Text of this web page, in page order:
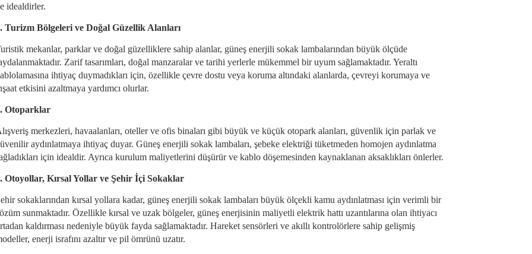
idealdirler.
Turizm Bölgeleri ve Doğal Güzellik Alanları
mekanlar, parklar ve doğal güzelliklere sahip alanlar, güneş enerjili sokak lambalarından büyük ölçüde
Zarif tasarımları, doğal manzaralar ve tarihi yerlerle mükemmel bir uyum sağlamaktadır. Yeraltı
ihtiyaç duymadıkları için, özellikle çevre dostu veya koruma altındaki alanlarda, çevreyi korumaya ve
etkisini azaltmaya yardımcı olurlar.
Otoparklar
merkezleri, havaalanları, oteller ve ofis binaları gibi büyük ve küçük otopark alanları, güvenlik için parlak ve
aydınlatmaya ihtiyaç duyar. Güneş enerjili sokak lambaları, şebeke elektriği tüketmeden homojen aydınlatma
için idealdir. Ayrıca kurulum maliyetlerini düşürür ve kablo döşemesinden kaynaklanan aksaklıkları önlerler.
Otoyollar, Kırsal Yollar ve Şehir İçi Sokaklar
sokaklarından kırsal yollara kadar, güneş enerjili sokak lambaları büyük ölçekli kamu aydınlatması için verimli bir
sunmaktadır. Özellikle kırsal ve uzak bölgeler, güneş enerjisinin maliyetli elektrik hattı uzantılarına olan ihtiyacı
kaldırması nedeniyle büyük fayda sağlamaktadır. Hareket sensörleri ve akıllı kontrolörlere sahip gelişmiş
enerji israfını azaltır ve pil ömrünü uzatır.